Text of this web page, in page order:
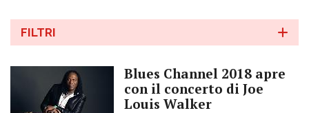
FILTRI
Blues Channel 2018 apre
con il concerto di Joe
Louis Walker